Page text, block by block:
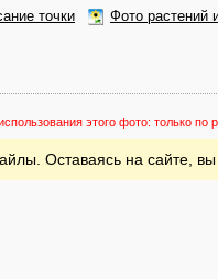
точки Фото растений
этого фото: только по
Оставаясь на сайте, вы